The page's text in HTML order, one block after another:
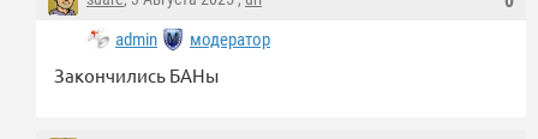
admin модератор
Закончились БАНы